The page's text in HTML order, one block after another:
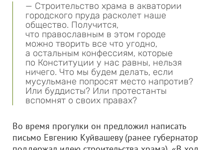
— Строительство храма в акватории
городского пруда расколет наше
общество. Получится,
что православным в этом городе
можно творить все что угодно,
а остальным конфессиям, которые
по Конституции у нас равны, нельзя
ничего. Что мы будем делать, если
мусульмане попросят место напротив?
Или буддисты? Или протестанты
вспомнят о своих правах?
Во время прогулки он предложил написать
письмо Евгению Куйвашеву (ранее губернатор